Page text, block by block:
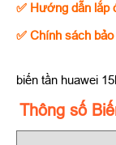
✅ Hướng dẫn lắp
✅ Chính sách
biến tần huawei
Thông số